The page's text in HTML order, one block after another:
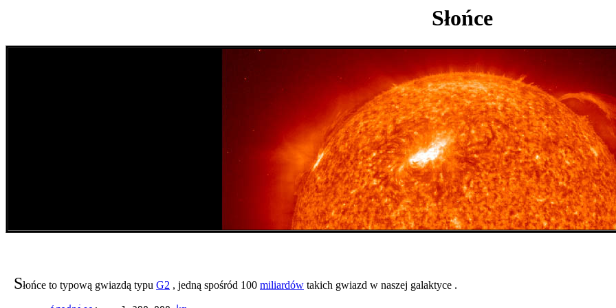
Słońce
Słońce to typową gwiazdą typu G2 , jedną spośród 100 miliardów takich gwiazd w naszej galaktyce .